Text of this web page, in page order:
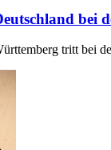
bei
tritt bei